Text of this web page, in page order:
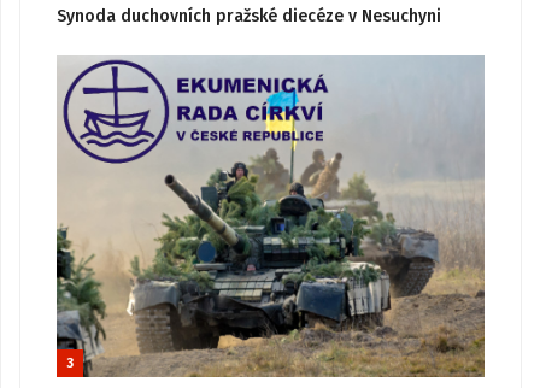
Synoda duchovních pražské diecéze v Nesuchyni
3